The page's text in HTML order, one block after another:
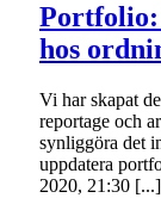
hos
Vi har skapat
reportage och
synliggöra det
uppdatera
2020, 21:30 [...]